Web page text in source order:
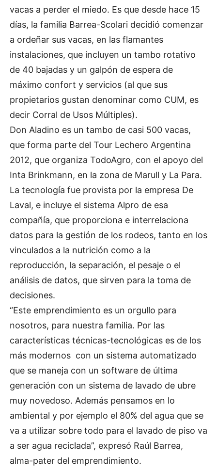
vacas a perder el miedo. Es que desde hace 15
días, la familia Barrea-Scolari decidió comenzar
a ordeñar sus vacas, en las flamantes
instalaciones, que incluyen un tambo rotativo
de 40 bajadas y un galpón de espera de
máximo confort y servicios (al que sus
propietarios gustan denominar como CUM, es
decir Corral de Usos Múltiples).
Don Aladino es un tambo de casi 500 vacas,
que forma parte del Tour Lechero Argentina
2012, que organiza TodoAgro, con el apoyo del
Inta Brinkmann, en la zona de Marull y La Para.
La tecnología fue provista por la empresa De
Laval, e incluye el sistema Alpro de esa
compañía, que proporciona e interrelaciona
datos para la gestión de los rodeos, tanto en los
vinculados a la nutrición como a la
reproducción, la separación, el pesaje o el
análisis de datos, que sirven para la toma de
decisiones.
“Este emprendimiento es un orgullo para
nosotros, para nuestra familia. Por las
características técnicas-tecnológicas es de los
más modernos con un sistema automatizado
que se maneja con un software de última
generación con un sistema de lavado de ubre
muy novedoso. Además pensamos en lo
ambiental y por ejemplo el 80% del agua que se
va a utilizar sobre todo para el lavado de piso va
a ser agua reciclada”, expresó Raúl Barrea,
alma-pater del emprendimiento.